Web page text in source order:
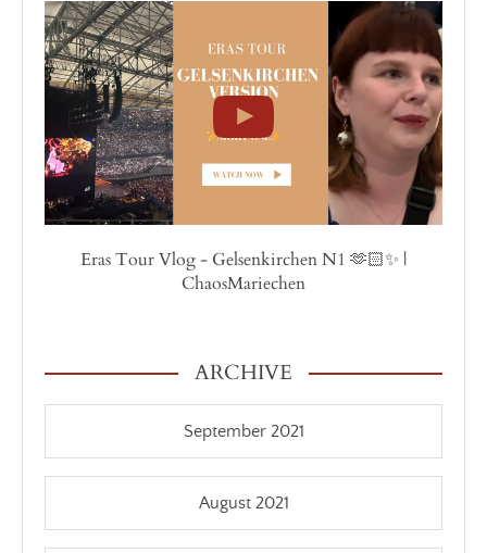
Eras Tour Vlog - Gelsenkirchen N1 🫶🏻✨ |
ChaosMariechen
ARCHIVE
September 2021
August 2021